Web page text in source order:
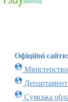
Офіційні сайти:
Департамент
Сумська